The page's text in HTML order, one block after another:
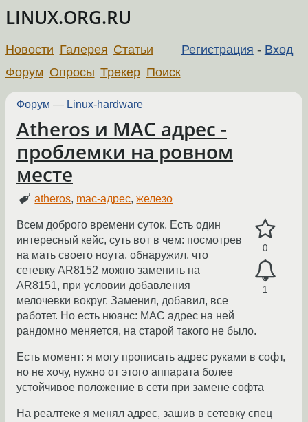
LINUX.ORG.RU
Регистрация - Вход
Новости Галерея Статьи
Форум Опросы Трекер Поиск
Форум — Linux-hardware
Atheros и MAC адрес -
проблемки на ровном
месте
atheros, mac-адрес,железо
0
1
Всем доброго времени суток. Есть один
интересный кейс, суть вот в чем: посмотрев
на мать своего ноута, обнаружил, что
сетевку AR8152 можно заменить на
AR8151, при условии добавления
мелочевки вокруг. Заменил, добавил, все
работет. Но есть нюанс: MAC адрес на ней
рандомно меняется, на старой такого не было.
Есть момент: я могу прописать адрес руками в софт,
но не хочу, нужно от этого аппарата более
устойчивое положение в сети при замене софта
На реалтеке я менял адрес, зашив в сетевку спец